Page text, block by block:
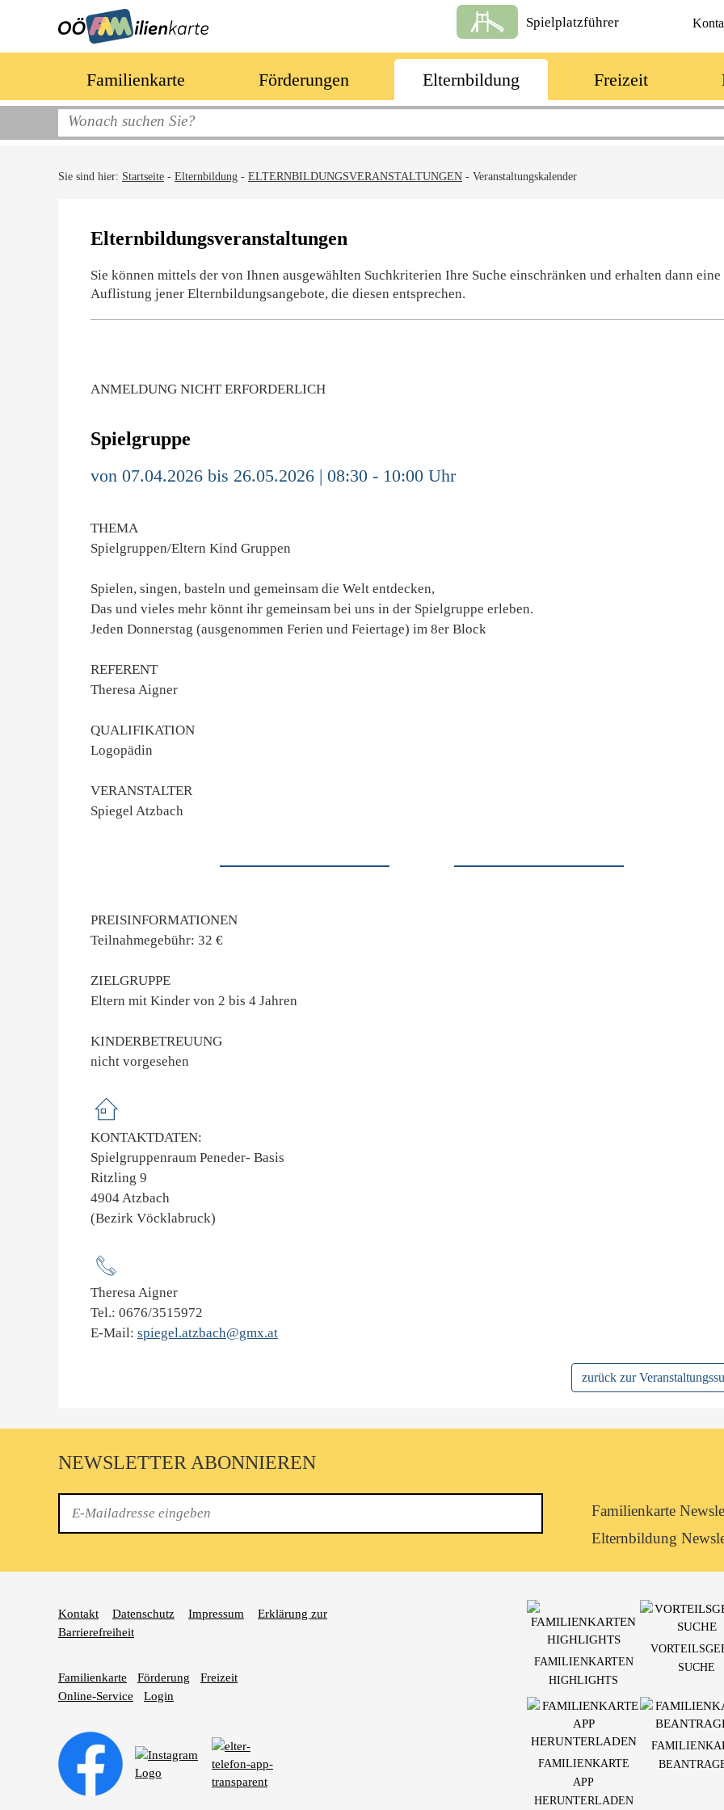
Spielplatzführer
Familienkarte Förderungen Elternbildung Freizeit
Sie sind hier: Startseite - Elternbildung - ELTERNBILDUNGSVERANSTALTUNGEN - Veranstaltungskalender
Elternbildungsveranstaltungen
Sie können mittels der von Ihnen ausgewählten Suchkriterien Ihre Suche einschränken und erhalten dann eine
Auflistung jener Elternbildungsangebote, die diesen entsprechen.
ANMELDUNG NICHT ERFORDERLICH
Spielgruppe
von 07.04.2026 bis 26.05.2026 | 08:30 - 10:00 Uhr
THEMA
Spielgruppen/Eltern Kind Gruppen
Spielen, singen, basteln und gemeinsam die Welt entdecken,
Das und vieles mehr könnt ihr gemeinsam bei uns in der Spielgruppe erleben.
Jeden Donnerstag (ausgenommen Ferien und Feiertage) im 8er Block
REFERENT
Theresa Aigner
QUALIFIKATION
Logopädin
VERANSTALTER
Spiegel Atzbach
PREISINFORMATIONEN
Teilnahmegebühr: 32 €
ZIELGRUPPE
Eltern mit Kinder von 2 bis 4 Jahren
KINDERBETREUUNG
nicht vorgesehen
KONTAKTDATEN:
Spielgruppenraum Peneder- Basis
Ritzling 9
4904 Atzbach
(Bezirk Vöcklabruck)
Theresa Aigner
Tel.: 0676/3515972
E-Mail: spiegel.atzbach@gmx.at
zurück zur
NEWSLETTER ABONNIEREN
Mail
abonnieren
Familienkarte
Elternbildung
Kontakt Datenschutz Impressum
Erklärung zur
Barrierefreiheit
Familienkarte Förderung
Freizeit
Online-Service
Login
FAMILIENKARTEN
HIGHLIGHTS
SUCHE
FAMILIENKARTE
APP
HERUNTERLADEN